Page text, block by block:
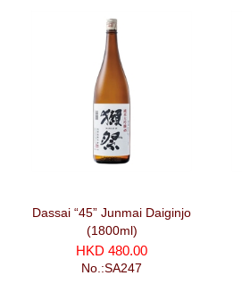
Dassai “45” Junmai Daiginjo
(1800ml)
HKD 480.00
No.:SA247